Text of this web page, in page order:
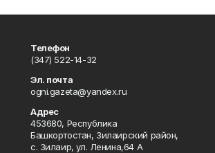
Телефон
(347) 522-14-32
Эл. почта
ogni.gazeta@yandex.ru
Адрес
453680, Республика
Башкортостан, Зилаирский район,
с. Зилаир, ул. Ленина,64 А